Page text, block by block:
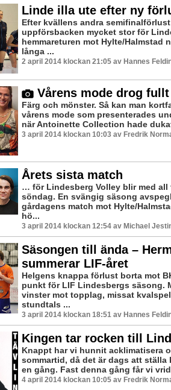
Linde illa ute efter ny
Efter kvällens andra
uppförsbacken mycket stor för
hemmareturen mot Hylte/Halmstad
långa ...
2 april 2014 klockan 21:05 av Hannes
Vårens mode drog
Färg och mönster. Så kan man
vårens mode som presenterades
när Antoinette Collection hade
3 april 2014 klockan 10:03 av Fredrik
Årets sista match
… för Lindesberg Volley blir med all
söndag. En svängig säsong
gårdagens match mot Hylte/
hö...
3 april 2014 klockan 12:54 av Michael
Säsongen till ända –
summerar LIF-året
Helgens knappa förlust borta mot
punkt för LIF Lindesbergs säsong.
vinster mot topplag, missat
stundtals ...
3 april 2014 klockan 18:51 av Hannes
Kingen tar rocken till
Knappt har vi hunnit acklimatisera
sommartid, då det är dags att ställa
en gång. Fast denna gång får vi
4 april 2014 klockan 10:05 av Fredrik